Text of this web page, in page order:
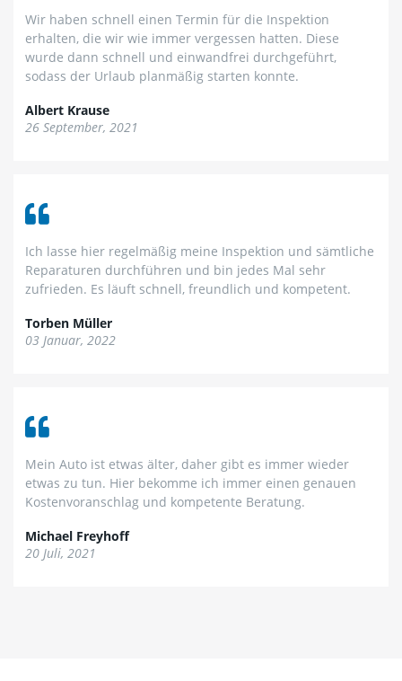
Wir haben schnell einen Termin für die Inspektion
erhalten, die wir wie immer vergessen hatten. Diese
wurde dann schnell und einwandfrei durchgeführt,
sodass der Urlaub planmäßig starten konnte.
Albert Krause
26 September, 2021
Ich lasse hier regelmäßig meine Inspektion und sämtliche
Reparaturen durchführen und bin jedes Mal sehr
zufrieden. Es läuft schnell, freundlich und kompetent.
Torben Müller
03 Januar, 2022
Mein Auto ist etwas älter, daher gibt es immer wieder
etwas zu tun. Hier bekomme ich immer einen genauen
Kostenvoranschlag und kompetente Beratung.
Michael Freyhoff
20 Juli, 2021